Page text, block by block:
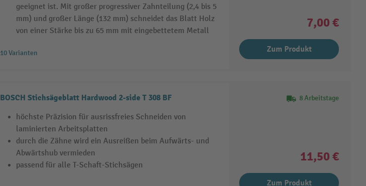
geeignet ist. Mit großer progressiver Zahnteilung (2,4 bis 5
mm) und großer Länge (132 mm) schneidet das Blatt Holz
von einer Stärke bis zu 65 mm mit eingebettetem Metall
10 Varianten
7,00 €
Zum Produkt
BOSCH Stichsägeblatt Hardwood 2-side T 308 BF
höchste Präzision für ausrissfreies Schneiden von
laminierten Arbeitsplatten
durch die Zähne wird ein Ausreißen beim Aufwärts- und
Abwärtshub vermieden
passend für alle T-Schaft-Stichsägen
8 Arbeitstage
11,50 €
Zum Produkt